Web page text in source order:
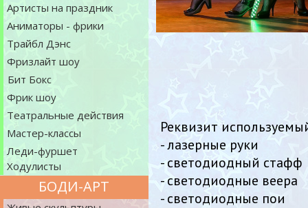
БОДИ-АРТ
Артисты на праздник
Трайбл Дэнс
Аниматоры - фрики
Фризлайт шоу
Бит Бокс
Фрик шоу
Театральные действия
Мастер-классы
Леди-фуршет
Ходулисты
Реквизит
- лазерные руки
- светодиодный стафф
- светодиодные веера
- светодиодные пои